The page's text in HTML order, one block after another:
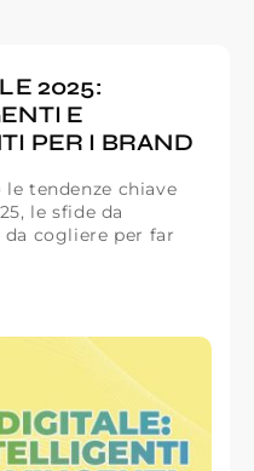
2025:
E
PER I BRAND
tendenze chiave
le sfide da
cogliere per far